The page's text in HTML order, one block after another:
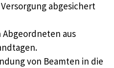
abgesichert
Abgeordneten aus
von Beamten in die